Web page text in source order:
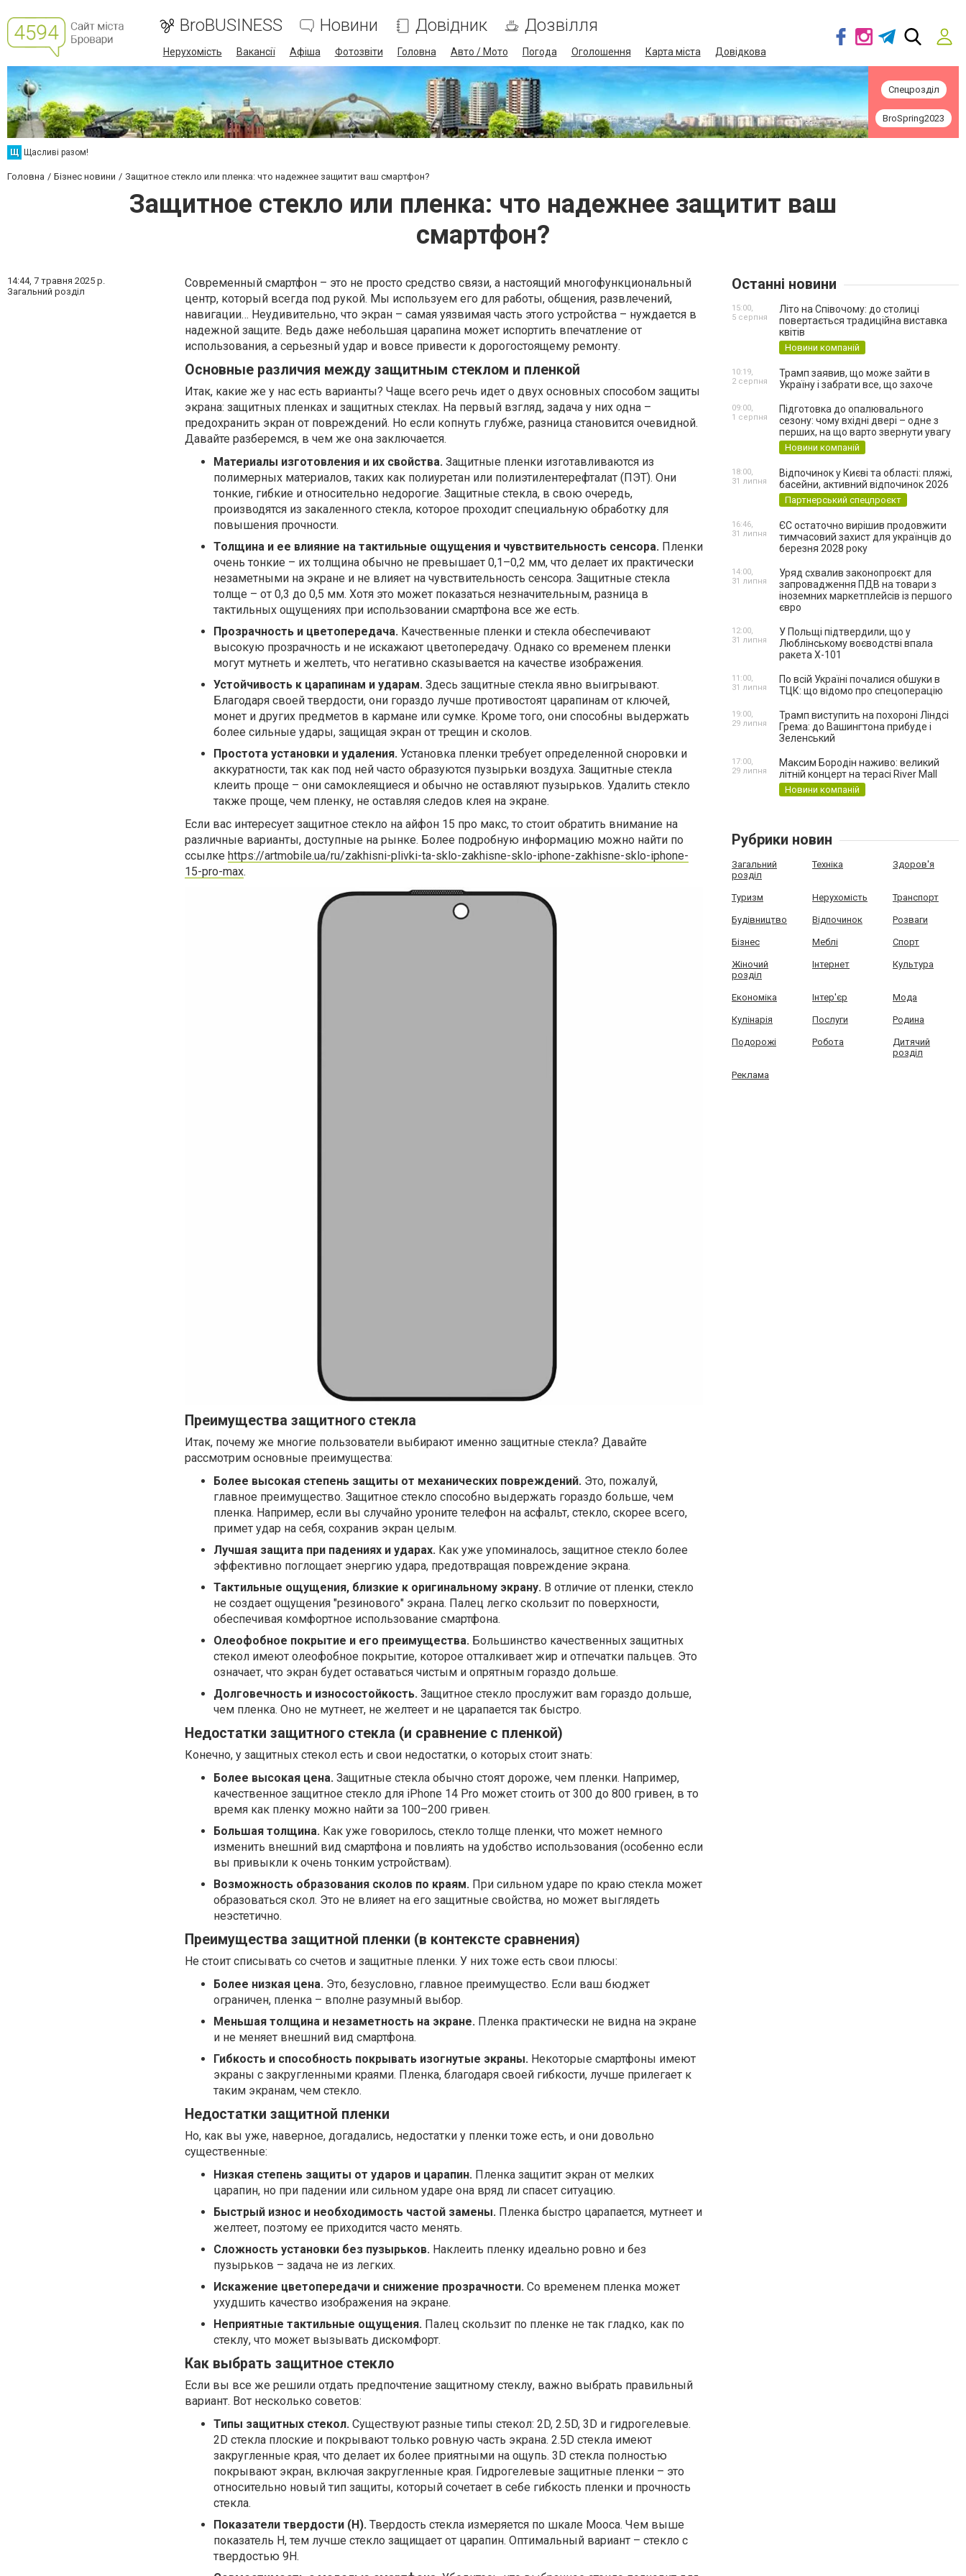
BroBUSINESS Новини Довідник Дозвілля
Нерухомість Вакансії Афіша Фотозвіти Головна Авто / Мото Погода Оголошення Карта міста Довідкова
Спецрозділ
BroSpring2023
Щ Щасливі разом!
Головна Бізнес новини Защитное стекло или пленка: что надежнее защитит ваш смартфон?
Защитное стекло или пленка: что надежнее защитит ваш
смартфон?
14:44, 7 травня 2025 р.
Загальний розділ
Современный смартфон – это не просто средство связи, а настоящий многофункциональный
центр, который всегда под рукой. Мы используем его для работы, общения, развлечений,
навигации… Неудивительно, что экран – самая уязвимая часть этого устройства – нуждается в
надежной защите. Ведь даже небольшая царапина может испортить впечатление от
использования, а серьезный удар и вовсе привести к дорогостоящему ремонту.
Основные различия между защитным стеклом и пленкой
Итак, какие же у нас есть варианты? Чаще всего речь идет о двух основных способом защиты
экрана: защитных пленках и защитных стеклах. На первый взгляд, задача у них одна –
предохранить экран от повреждений. Но если копнуть глубже, разница становится очевидной.
Давайте разберемся, в чем же она заключается.
Материалы изготовления и их свойства. Защитные пленки изготавливаются из
полимерных материалов, таких как полиуретан или полиэтилентерефталат (ПЭТ). Они
тонкие, гибкие и относительно недорогие. Защитные стекла, в свою очередь,
производятся из закаленного стекла, которое проходит специальную обработку для
повышения прочности.
Толщина и ее влияние на тактильные ощущения и чувствительность сенсора. Пленки
очень тонкие – их толщина обычно не превышает 0,1–0,2 мм, что делает их практически
незаметными на экране и не влияет на чувствительность сенсора. Защитные стекла
толще – от 0,3 до 0,5 мм. Хотя это может показаться незначительным, разница в
тактильных ощущениях при использовании смартфона все же есть.
Прозрачность и цветопередача. Качественные пленки и стекла обеспечивают
высокую прозрачность и не искажают цветопередачу. Однако со временем пленки
могут мутнеть и желтеть, что негативно сказывается на качестве изображения.
Устойчивость к царапинам и ударам. Здесь защитные стекла явно выигрывают.
Благодаря своей твердости, они гораздо лучше противостоят царапинам от ключей,
монет и других предметов в кармане или сумке. Кроме того, они способны выдержать
более сильные удары, защищая экран от трещин и сколов.
Простота установки и удаления. Установка пленки требует определенной сноровки и
аккуратности, так как под ней часто образуются пузырьки воздуха. Защитные стекла
клеить проще – они самоклеящиеся и обычно не оставляют пузырьков. Удалить стекло
также проще, чем пленку, не оставляя следов клея на экране.
Если вас интересует защитное стекло на айфон 15 про макс, то стоит обратить внимание на
различные варианты, доступные на рынке. Более подробную информацию можно найти по
ссылке https://artmobile.ua/ru/zakhisni-plivki-ta-sklo-zakhisne-sklo-iphone-zakhisne-sklo-iphone-
15-pro-max.
Преимущества защитного стекла
Итак, почему же многие пользователи выбирают именно защитные стекла? Давайте
рассмотрим основные преимущества:
Более высокая степень защиты от механических повреждений. Это, пожалуй,
главное преимущество. Защитное стекло способно выдержать гораздо больше, чем
пленка. Например, если вы случайно уроните телефон на асфальт, стекло, скорее всего,
примет удар на себя, сохранив экран целым.
Лучшая защита при падениях и ударах. Как уже упоминалось, защитное стекло более
эффективно поглощает энергию удара, предотвращая повреждение экрана.
Тактильные ощущения, близкие к оригинальному экрану. В отличие от пленки, стекло
не создает ощущения "резинового" экрана. Палец легко скользит по поверхности,
обеспечивая комфортное использование смартфона.
Олеофобное покрытие и его преимущества. Большинство качественных защитных
стекол имеют олеофобное покрытие, которое отталкивает жир и отпечатки пальцев. Это
означает, что экран будет оставаться чистым и опрятным гораздо дольше.
Долговечность и износостойкость. Защитное стекло прослужит вам гораздо дольше,
чем пленка. Оно не мутнеет, не желтеет и не царапается так быстро.
Недостатки защитного стекла (и сравнение с пленкой)
Конечно, у защитных стекол есть и свои недостатки, о которых стоит знать:
Более высокая цена. Защитные стекла обычно стоят дороже, чем пленки. Например,
качественное защитное стекло для iPhone 14 Pro может стоить от 300 до 800 гривен, в то
время как пленку можно найти за 100–200 гривен.
Большая толщина. Как уже говорилось, стекло толще пленки, что может немного
изменить внешний вид смартфона и повлиять на удобство использования (особенно если
вы привыкли к очень тонким устройствам).
Возможность образования сколов по краям. При сильном ударе по краю стекла может
образоваться скол. Это не влияет на его защитные свойства, но может выглядеть
неэстетично.
Преимущества защитной пленки (в контексте сравнения)
Не стоит списывать со счетов и защитные пленки. У них тоже есть свои плюсы:
Более низкая цена. Это, безусловно, главное преимущество. Если ваш бюджет
ограничен, пленка – вполне разумный выбор.
Меньшая толщина и незаметность на экране. Пленка практически не видна на экране
и не меняет внешний вид смартфона.
Гибкость и способность покрывать изогнутые экраны. Некоторые смартфоны имеют
экраны с закругленными краями. Пленка, благодаря своей гибкости, лучше прилегает к
таким экранам, чем стекло.
Недостатки защитной пленки
Но, как вы уже, наверное, догадались, недостатки у пленки тоже есть, и они довольно
существенные:
Низкая степень защиты от ударов и царапин. Пленка защитит экран от мелких
царапин, но при падении или сильном ударе она вряд ли спасет ситуацию.
Быстрый износ и необходимость частой замены. Пленка быстро царапается, мутнеет и
желтеет, поэтому ее приходится часто менять.
Сложность установки без пузырьков. Наклеить пленку идеально ровно и без
пузырьков – задача не из легких.
Искажение цветопередачи и снижение прозрачности. Со временем пленка может
ухудшить качество изображения на экране.
Неприятные тактильные ощущения. Палец скользит по пленке не так гладко, как по
стеклу, что может вызывать дискомфорт.
Как выбрать защитное стекло
Если вы все же решили отдать предпочтение защитному стеклу, важно выбрать правильный
вариант. Вот несколько советов:
Типы защитных стекол. Существуют разные типы стекол: 2D, 2.5D, 3D и гидрогелевые.
2D стекла плоские и покрывают только ровную часть экрана. 2.5D стекла имеют
закругленные края, что делает их более приятными на ощупь. 3D стекла полностью
покрывают экран, включая закругленные края. Гидрогелевые защитные пленки – это
относительно новый тип защиты, который сочетает в себе гибкость пленки и прочность
стекла.
Показатели твердости (H). Твердость стекла измеряется по шкале Мооса. Чем выше
показатель H, тем лучше стекло защищает от царапин. Оптимальный вариант – стекло с
твердостью 9H.
Останні новини
Літо на Співочому: до столиці
повертається традиційна виставка
квітів
Новини компаній
15:00,
5 серпня
Трамп заявив, що може зайти в
Україну і забрати все, що захоче
10:19,
2 серпня
Підготовка до опалювального
сезону: чому вхідні двері – одне з
перших, на що варто звернути увагу
Новини компаній
09:00,
1 серпня
Відпочинок у Києві та області: пляжі,
басейни, активний відпочинок 2026
Партнерський спецпроєкт
18:00,
31 липня
ЄС остаточно вирішив продовжити
тимчасовий захист для українців до
березня 2028 року
16:46,
31 липня
Уряд схвалив законопроєкт для
запровадження ПДВ на товари з
іноземних маркетплейсів із першого
євро
14:00,
31 липня
У Польщі підтвердили, що у
Люблінському воєводстві впала
ракета Х-101
12:00,
31 липня
По всій Україні почалися обшуки в
ТЦК: що відомо про спецоперацію
11:00,
31 липня
Трамп виступить на похороні Ліндсі
Грема: до Вашингтона прибуде і
Зеленський
19:00,
29 липня
Максим Бородін наживо: великий
літній концерт на терасі River Mall
Новини компаній
17:00,
29 липня
Рубрики новин
Загальний
розділ
Техніка Здоров'я
Туризм Нерухомість Транспорт
Будівництво Відпочинок Розваги
Бізнес Меблі Спорт
Жіночий
розділ
Інтернет Культура
Економіка Інтер'єр Мода
Кулінарія Послуги Родина
Подорожі Робота
Дитячий
розділ
Реклама